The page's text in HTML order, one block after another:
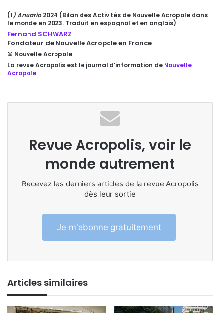
(1) Anuario2024 (Bilan des Activités de Nouvelle Acropole dans
le monde en 2023. Traduit en espagnol et en anglais)
Fernand SCHWARZ
Fondateur de Nouvelle Acropole en France
© Nouvelle Acropole
La revue Acropolis est le journal d’information de Nouvelle
Acropole
Revue Acropolis, voir le
monde autrement
Recevez les derniers articles de la revue Acropolis
dès leur sortie
Je m'abonne gratuitement
Articles similaires